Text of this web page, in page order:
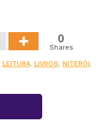
0
Shares
LEITURA, LIVROS, NITERÓI,